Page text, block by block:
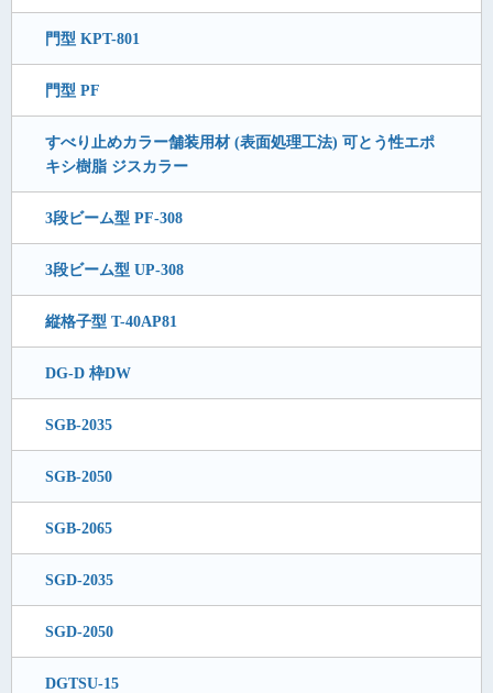
門型 KPT-801
門型 PF
すべり止めカラー舗装用材 (表面処理工法) 可とう性エポ
キシ樹脂 ジスカラー
3段ビーム型 PF-308
3段ビーム型 UP-308
縦格子型 T-40AP81
DG-D 枠DW
SGB-2035
SGB-2050
SGB-2065
SGD-2035
SGD-2050
DGTSU-15